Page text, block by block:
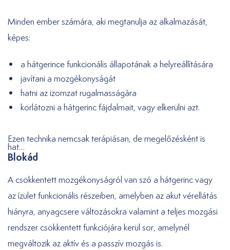
Minden ember számára, aki megtanulja az alkalmazását,
képes:
a hátgerince funkcionális állapotának a helyreállítására
javítani a mozgékonyságát
hatni az izomzat rugalmasságára
korlátozni a hátgerinc fájdalmait, vagy elkerülni azt.
Ezen technika nemcsak terápiásan, de megelőzésként is
hat…
Blokád
A csökkentett mozgékonyságról van szó a hátgerinc vagy
az ízület funkcionális részeiben, amelyben az akut vérellátás
hiányra, anyagcsere változásokra valamint a teljes mozgási
rendszer csökkentett funkciójára kerül sor, amelynél
megváltozik az aktív és a passzív mozgás is.